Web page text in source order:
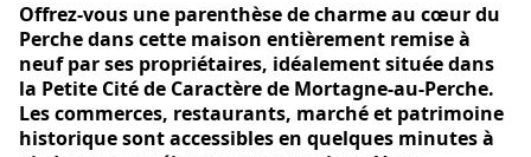
Offrez-vous une parenthèse de charme au cœur du
Perche dans cette maison entièrement remise à
neuf par ses propriétaires, idéalement située dans
la Petite Cité de Caractère de Mortagne-au-Perche.
Les commerces, restaurants, marché et patrimoine
historique sont accessibles en quelques minutes à